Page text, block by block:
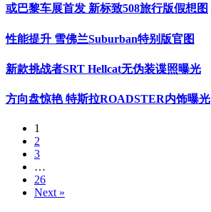
或巴黎车展首发 新标致508旅行版假想图
性能提升 雪佛兰Suburban特别版官图
新款挑战者SRT Hellcat无伪装谍照曝光
方向盘惊艳 特斯拉ROADSTER内饰曝光
1
2
3
…
26
Next »